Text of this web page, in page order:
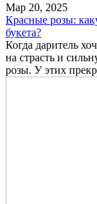
Мар 20, 2025
Красные розы:
букета?
Когда даритель
на страсть и
розы. У этих